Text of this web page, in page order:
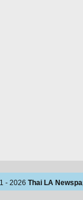
- 2026 Thai LA